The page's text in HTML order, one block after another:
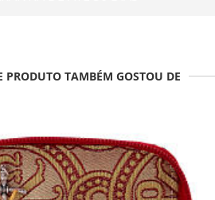
PRODUTO TAMBÉM GOSTOU DE